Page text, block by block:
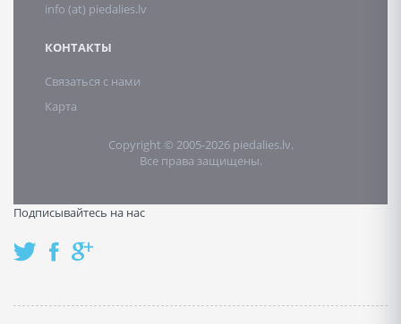
info (at) piedalies.lv
КОНТАКТЫ
Связаться с нами
Карта
Copyright © 2005-2026 piedalies.lv.
Все права защищены.
Подписывайтесь на нас